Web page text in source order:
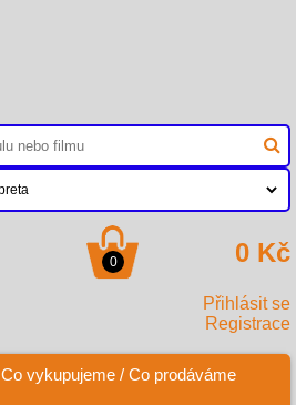
0 0 Kč
Přihlásit se
Registrace
Co vykupujeme / Co prodáváme